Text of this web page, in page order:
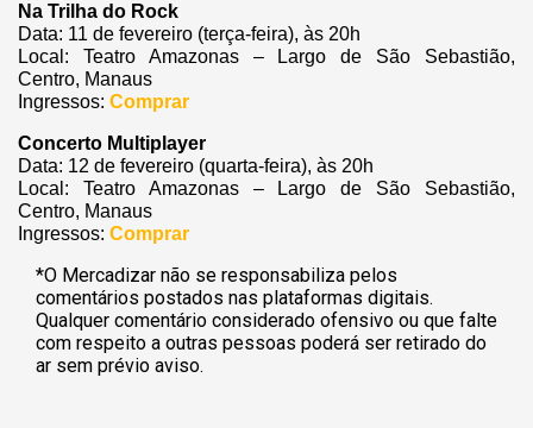
Na Trilha do Rock
Data: 11 de fevereiro (terça-feira), às 20h
Local: Teatro Amazonas – Largo de São Sebastião,
Centro, Manaus
Ingressos: Comprar
Concerto Multiplayer
Data: 12 de fevereiro (quarta-feira), às 20h
Local: Teatro Amazonas – Largo de São Sebastião,
Centro, Manaus
Ingressos: Comprar
*O Mercadizar não se responsabiliza pelos
comentários postados nas plataformas digitais.
Qualquer comentário considerado ofensivo ou que falte
com respeito a outras pessoas poderá ser retirado do
ar sem prévio aviso.